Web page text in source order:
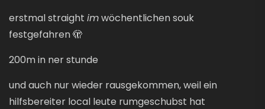
erstmal straight imwöchentlichen souk
festgefahren 🫣
200m in ner stunde
und auch nur wieder rausgekommen, weil ein
hilfsbereiter local leute rumgeschubst hat